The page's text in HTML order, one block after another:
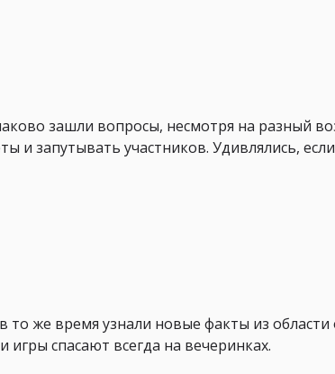
зашли вопросы, несмотря на разный
запутывать участников. Удивлялись,
то же время узнали новые факты из
спасают всегда на вечеринках.